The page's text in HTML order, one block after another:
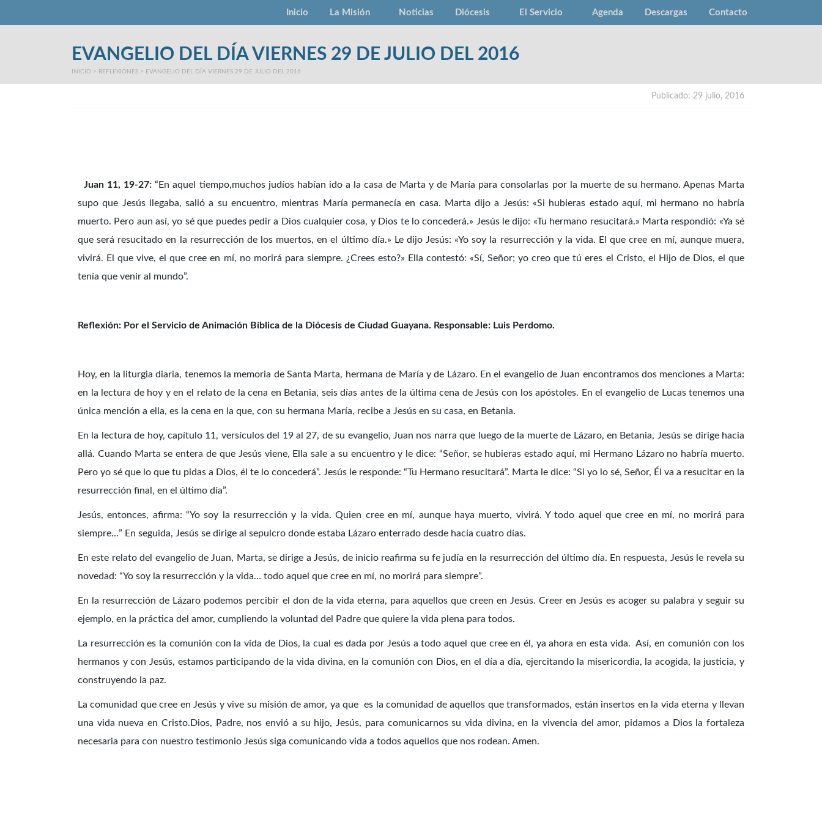
Inicio La Misión Noticias Diócesis El Servicio Agenda Descargas Contacto
EVANGELIO DEL DÍA VIERNES 29 DE JULIO DEL 2016
INICIO > REFLEXIONES > EVANGELIO DEL DÍA VIERNES 29 DE JULIO DEL 2016
Publicado: 29 julio, 2016
Juan 11, 19-27: “En aquel tiempo,muchos judíos habían ido a la casa de Marta y de María para consolarlas por la muerte de su hermano. Apenas Marta
supo que Jesús llegaba, salió a su encuentro, mientras María permanecía en casa. Marta dijo a Jesús: «Si hubieras estado aquí, mi hermano no habría
muerto. Pero aun así, yo sé que puedes pedir a Dios cualquier cosa, y Dios te lo concederá.» Jesús le dijo: «Tu hermano resucitará.» Marta respondió: «Ya sé
que será resucitado en la resurrección de los muertos, en el último día.» Le dijo Jesús: «Yo soy la resurrección y la vida. El que cree en mí, aunque muera,
vivirá. El que vive, el que cree en mí, no morirá para siempre. ¿Crees esto?» Ella contestó: «Sí, Señor; yo creo que tú eres el Cristo, el Hijo de Dios, el que
tenía que venir al mundo”.
Reflexión: Por el Servicio de Animación Bíblica de la Diócesis de Ciudad Guayana. Responsable: Luis Perdomo.
Hoy, en la liturgia diaria, tenemos la memoria de Santa Marta, hermana de María y de Lázaro. En el evangelio de Juan encontramos dos menciones a Marta:
en la lectura de hoy y en el relato de la cena en Betania, seis días antes de la última cena de Jesús con los apóstoles. En el evangelio de Lucas tenemos una
única mención a ella, es la cena en la que, con su hermana María, recibe a Jesús en su casa, en Betania.
En la lectura de hoy, capítulo 11, versículos del 19 al 27, de su evangelio, Juan nos narra que luego de la muerte de Lázaro, en Betania, Jesús se dirige hacia
allá. Cuando Marta se entera de que Jesús viene, Ella sale a su encuentro y le dice: “Señor, se hubieras estado aquí, mi Hermano Lázaro no habría muerto.
Pero yo sé que lo que tu pidas a Dios, él te lo concederá”. Jesús le responde: “Tu Hermano resucitará”. Marta le dice: “Si yo lo sé, Señor, Él va a resucitar en la
resurrección final, en el último día”.
Jesús, entonces, afirma: “Yo soy la resurrección y la vida. Quien cree en mí, aunque haya muerto, vivirá. Y todo aquel que cree en mí, no morirá para
siempre…” En seguida, Jesús se dirige al sepulcro donde estaba Lázaro enterrado desde hacía cuatro días.
En este relato del evangelio de Juan, Marta, se dirige a Jesús, de inicio reafirma su fe judía en la resurrección del último día. En respuesta, Jesús le revela su
novedad: “Yo soy la resurrección y la vida… todo aquel que cree en mí, no morirá para siempre”.
En la resurrección de Lázaro podemos percibir el don de la vida eterna, para aquellos que creen en Jesús. Creer en Jesús es acoger su palabra y seguir su
ejemplo, en la práctica del amor, cumpliendo la voluntad del Padre que quiere la vida plena para todos.
La resurrección es la comunión con la vida de Dios, la cual es dada por Jesús a todo aquel que cree en él, ya ahora en esta vida. Así, en comunión con los
hermanos y con Jesús, estamos participando de la vida divina, en la comunión con Dios, en el día a día, ejercitando la misericordia, la acogida, la justicia, y
construyendo la paz.
La comunidad que cree en Jesús y vive su misión de amor, ya que es la comunidad de aquellos que transformados, están insertos en la vida eterna y llevan
una vida nueva en Cristo.Dios, Padre, nos envió a su hijo, Jesús, para comunicarnos su vida divina, en la vivencia del amor, pidamos a Dios la fortaleza
necesaria para con nuestro testimonio Jesús siga comunicando vida a todos aquellos que nos rodean. Amen.